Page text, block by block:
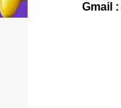
Gmail